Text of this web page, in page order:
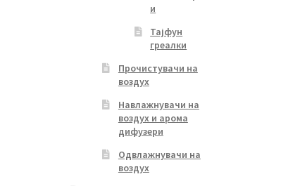
и
Тајфун
греалки
Прочистувачи на
воздух
Навлажнувачи на
воздух и арома
дифузери
Одвлажнувачи на
воздух